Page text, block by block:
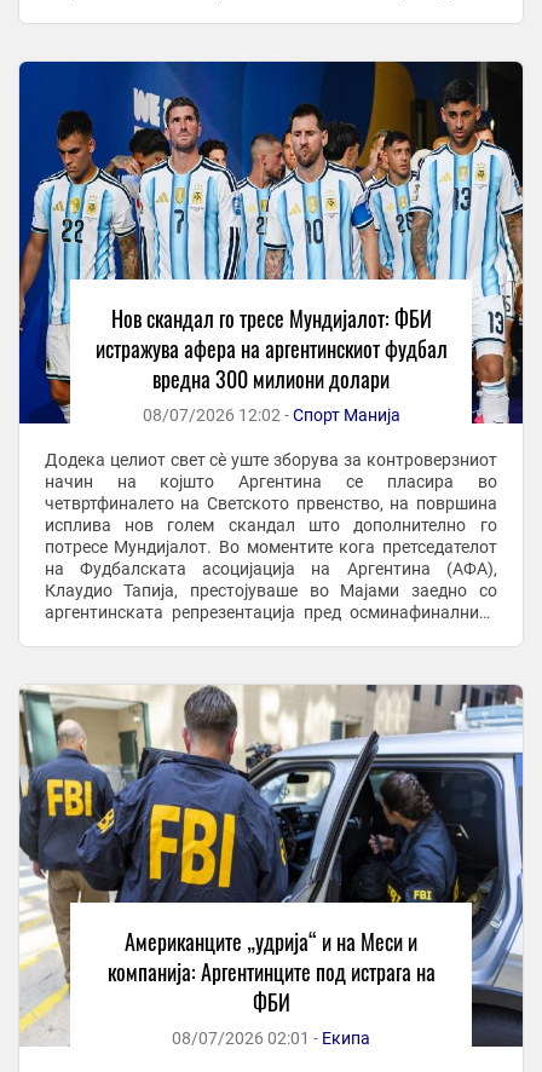
Нов скандал го тресе Мундијалот: ФБИ
истражува афера на аргентинскиот фудбал
вредна 300 милиони долари
08/07/2026 12:02 -Спорт Манија
Додека целиот свет сè уште зборува за контроверзниот
начин на којшто Аргентина се пласира во
четвртфиналето на Светското првенство, на површина
исплива нов голем скандал што дополнително го
потресе Мундијалот. Во моментите кога претседателот
на Фудбалската асоцијација на Аргентина (АФА),
Клаудио Тапија, престојуваше во Мајами заедно со
аргентинската репрезентација пред осминафиналниот
Американците „удрија“ и на Меси и
компанија: Аргентинците под истрага на
ФБИ
08/07/2026 02:01 - Екипа